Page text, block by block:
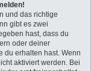
und das richtige
gibt es zwei
hast, dass du
oder deiner
du erhalten hast. Wenn
aktiviert werden. Bei